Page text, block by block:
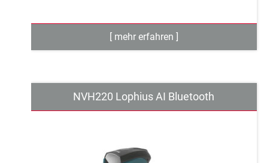
NVH220 Lophius AI Bluetooth